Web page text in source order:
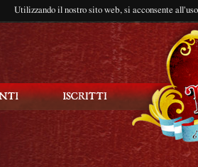
Utilizzando il nostro sito web, si acconsente